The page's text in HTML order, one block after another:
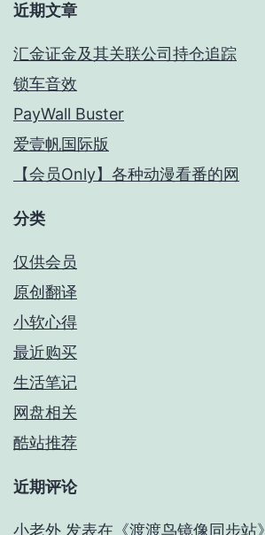
近期文章
汇金证金及其关联公司持仓追踪
锁车音效
PayWall Buster
爱壹帆国际版
【会员Only】各种动漫看番的网
分类
仅供会员
原创翻译
小软心得
最近购买
生活笔记
网盘相关
酷站推荐
近期评论
小老外 发表在《渡渡鸟镜像同步站》